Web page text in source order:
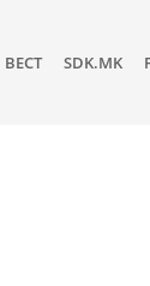
ВЕСТ SDK.MK